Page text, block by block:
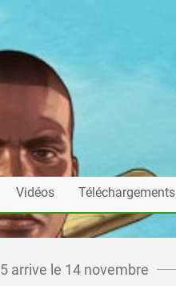
Vidéos Téléchargements
arrive le 14 novembre